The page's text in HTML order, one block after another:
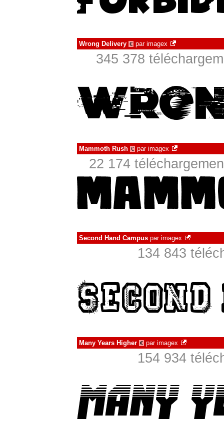
Wrong Delivery € par imagex
345 378
Mammoth Rush € par imagex
22 174
Second Hand Campus par imagex
134 843
Many Years Higher € par imagex
154 934